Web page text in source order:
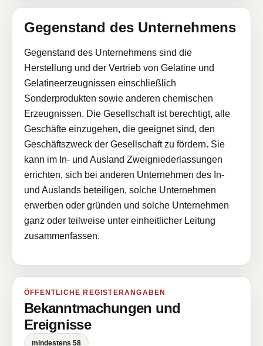
Gegenstand des Unternehmens
Gegenstand des Unternehmens sind die
Herstellung und der Vertrieb von Gelatine und
Gelatineerzeugnissen einschließlich
Sonderprodukten sowie anderen chemischen
Erzeugnissen. Die Gesellschaft ist berechtigt, alle
Geschäfte einzugehen, die geeignet sind, den
Geschäftszweck der Gesellschaft zu fördern. Sie
kann im In- und Ausland Zweigniederlassungen
errichten, sich bei anderen Unternehmen des In-
und Auslands beteiligen, solche Unternehmen
erwerben oder gründen und solche Unternehmen
ganz oder teilweise unter einheitlicher Leitung
zusammenfassen.
ÖFFENTLICHE REGISTERANGABEN
Bekanntmachungen und
Ereignisse
mindestens 58